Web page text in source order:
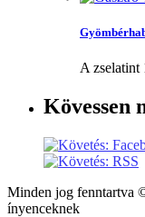
A zselatint
Kövessen
Minden jog fenntartva
ínyenceknek